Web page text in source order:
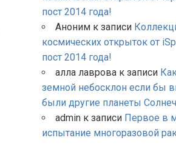
пост 2014 года!
Анонимк записи
космических открыток от
пост 2014 года!
алла лавровак записи
земной небосклон если бы
были другие планеты
adminк записи Первое в
испытание многоразовой